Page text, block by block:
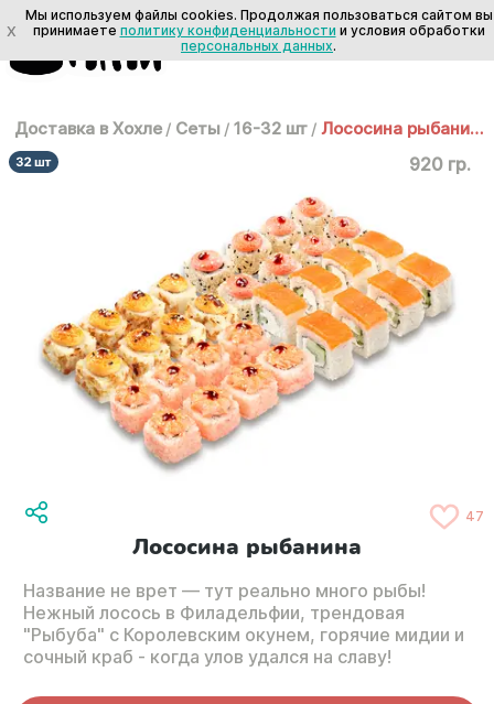
Доставка в Хохле / Сеты / 16-32 шт / Лососина рыбанина
920 гр.
47
Лососина рыбанина
Название не врет — тут реально много рыбы!
Нежный лосось в Филадельфии, трендовая
"Рыбуба" с Королевским окунем, горячие мидии и
сочный краб - когда улов удался на славу!
X
Мы используем файлы cookies. Продолжая пользоваться сайтом вы
принимаете политику конфиденциальности и условия обработки
персональных данных.